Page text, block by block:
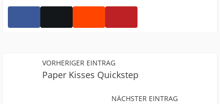
VORHERIGER EINTRAG
Paper Kisses Quickstep
NÄCHSTER EINTRAG